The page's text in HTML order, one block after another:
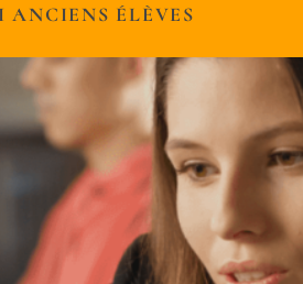
ÉLÈVES